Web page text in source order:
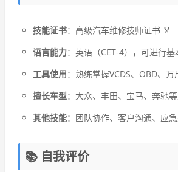
技能证书：高级汽车维修技师证书 🏅
语言能力：英语（CET-4），可进行
工具使用：熟练掌握VCDS、OBD、
擅长车型：大众、丰田、宝马、奔驰
其他技能：团队协作、客户沟通、应
📚 自我评价